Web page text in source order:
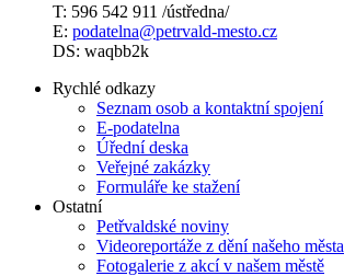
T: 596 542 911 /ústředna/
E: podatelna@petrvald-mesto.cz
DS: waqbb2k
Rychlé odkazy
Seznam osob a kontaktní spojení
E-podatelna
Úřední deska
Veřejné zakázky
Formuláře ke stažení
Ostatní
Petřvaldské noviny
Videoreportáže z dění našeho města
Fotogalerie z akcí v našem městě